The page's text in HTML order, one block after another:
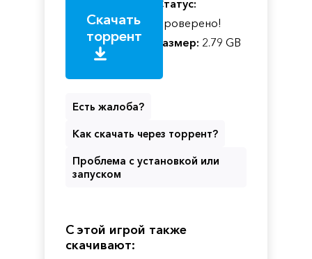
Скачать
торрент
Статус:
Проверено!
Размер: 2.79 GB
Есть жалоба?
Как скачать через торрент?
Проблема с установкой или
запуском
С этой игрой также
скачивают: